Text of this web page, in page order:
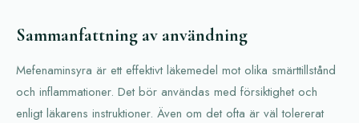
Sammanfattning av användning
Mefenaminsyra är ett effektivt läkemedel mot olika smärttillstånd
och inflammationer. Det bör användas med försiktighet och
enligt läkarens instruktioner. Även om det ofta är väl tolererat